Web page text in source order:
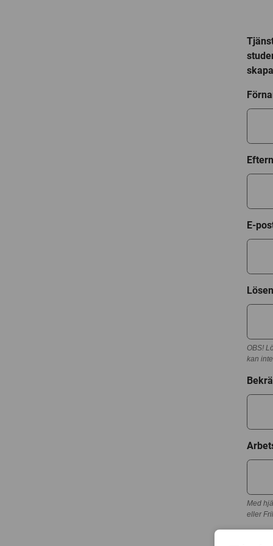
E-
OBS!
kan
Med
eller